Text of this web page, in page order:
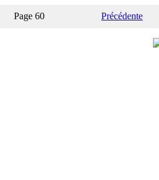
Page 60 Précédente